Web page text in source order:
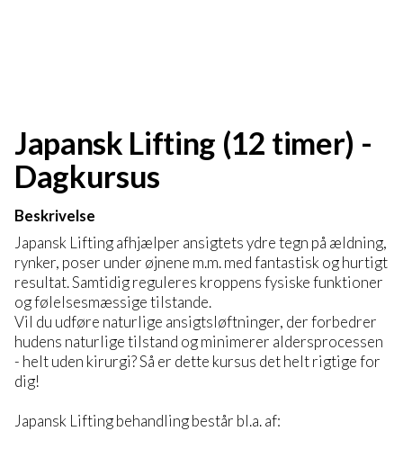
Japansk Lifting (12 timer) -
Dagkursus
Beskrivelse
Japansk Lifting afhjælper ansigtets ydre tegn på ældning,
rynker, poser under øjnene m.m. med fantastisk og hurtigt
resultat. Samtidig reguleres kroppens fysiske funktioner
og følelsesmæssige tilstande.
Vil du udføre naturlige ansigtsløftninger, der forbedrer
hudens naturlige tilstand og minimerer aldersprocessen
- helt uden kirurgi? Så er dette kursus det helt rigtige for
dig!
Japansk Lifting behandling består bl.a. af: